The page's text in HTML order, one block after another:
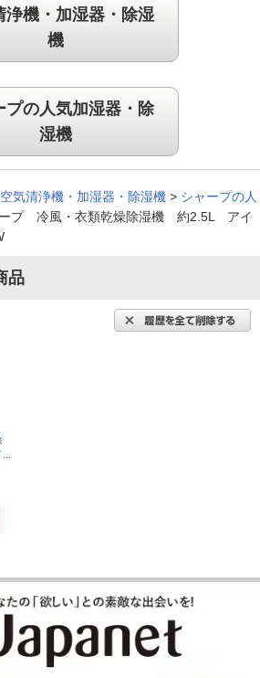
温が上がらない点がよい
。冷風で室温が上がらない点が気に入
ワフルで素晴らしいと思う。
（京都府70代
すばらしい
た除湿機がありましたが、今回更新し
（千葉県50代M.W様）
毎日使うので助かってます
ます。部屋干しで毎日使うので助かっ
入されたお客様からのご意見を掲載しておりま
浄機・加湿器・除湿
機
プの人気加湿器・除
湿機
空気清浄機・加湿器・除湿機 > シャープの人
プ 冷風・衣類乾燥除湿機 約2.5L アイ
品